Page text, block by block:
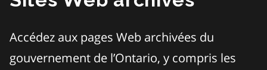
Accédez aux pages Web archivées du
gouvernement de l’Ontario, y compris les